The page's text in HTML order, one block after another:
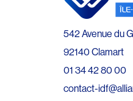
542 Avenue du
92140 Clamart
01 34 42 80 00
contact-